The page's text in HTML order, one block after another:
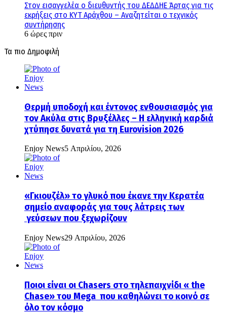
Στον εισαγγελέα ο διευθυντής του ΔΕΔΔΗΕ Άρτας για τις
εκρήξεις στο ΚΥΤ Αράχθου – Αναζητείται ο τεχνικός
συντήρησης
6 ώρες πριν
Τα πιο Δημοφιλή
Θερμή υποδοχή και έντονος ενθουσιασμός για
τον Ακύλα στις Βρυξέλλες – Η ελληνική καρδιά
χτύπησε δυνατά για τη Eurovision 2026
Enjoy News5 Απριλίου, 2026
«Γκιουζέλ» το γλυκό που έκανε την Κερατέα
σημείο αναφοράς για τους λάτρεις των
γεύσεων που ξεχωρίζουν
Enjoy News29 Απριλίου, 2026
Ποιοι είναι οι Chasers στο τηλεπαιχνίδι « the
Chase» του Mega που καθηλώνει το κοινό σε
όλο τον κόσμο